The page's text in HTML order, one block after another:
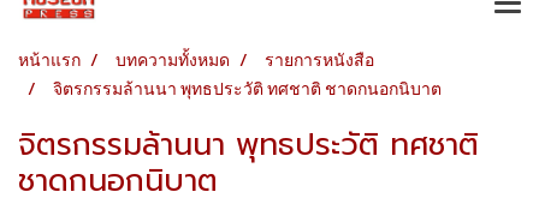
หน้าแรก บทความทั้งหมด
รายการหนังสือ
จิตรกรรมล้านนา พุทธประวัติ ทศชาติ ชาดกนอกนิบาต
จิตรกรรมล้านนา พุทธประวัติ ทศชาติ
ชาดกนอกนิบาต